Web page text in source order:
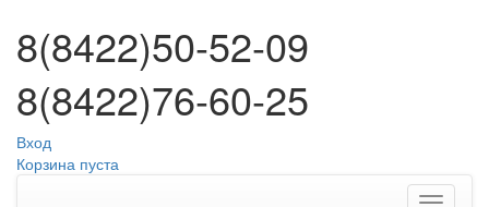
8(8422)50-52-09
8(8422)76-60-25
Вход
Корзина пуста